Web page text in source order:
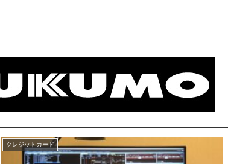
クレジットカード